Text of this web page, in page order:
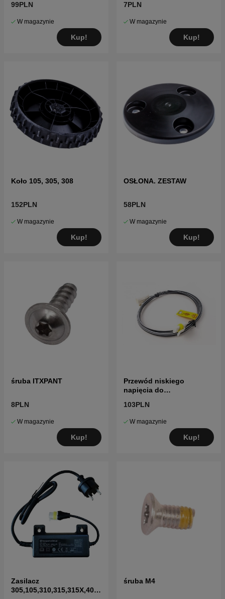
99PLN
W magazynie
Kup!
7PLN
W magazynie
Kup!
Koło 105, 305, 308
152PLN
W magazynie
Kup!
OSŁONA. ZESTAW
58PLN
W magazynie
Kup!
śruba ITXPANT
8PLN
W magazynie
Kup!
Przewód niskiego
napięcia do
103PLN
W magazynie
Kup!
Zasilacz
305,105,310,315,315X,405
śruba M4